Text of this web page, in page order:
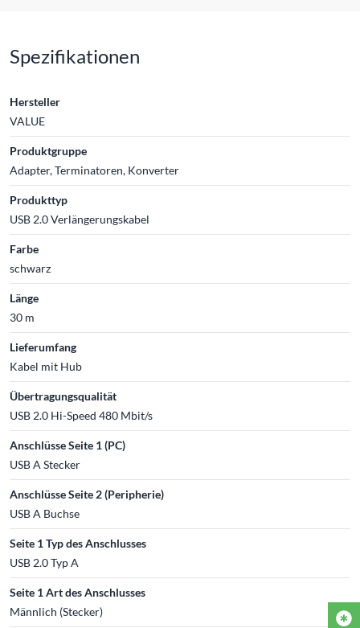
Spezifikationen
Hersteller
VALUE
Produktgruppe
Adapter, Terminatoren, Konverter
Produkttyp
USB 2.0 Verlängerungskabel
Farbe
schwarz
Länge
30 m
Lieferumfang
Kabel mit Hub
Übertragungsqualität
USB 2.0 Hi-Speed 480 Mbit/s
Anschlüsse Seite 1 (PC)
USB A Stecker
Anschlüsse Seite 2 (Peripherie)
USB A Buchse
Seite 1 Typ des Anschlusses
USB 2.0 Typ A
Seite 1 Art des Anschlusses
Männlich (Stecker)